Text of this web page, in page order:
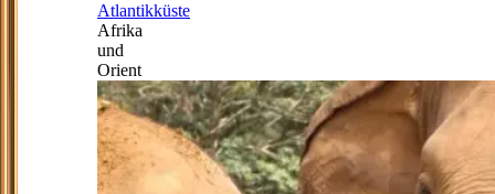
Atlantikküste
Afrika
und
Orient